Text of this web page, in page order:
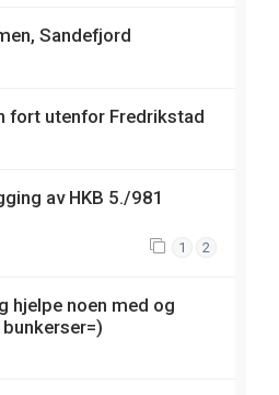
Sandefjord
fort utenfor Fredrikstad
av HKB 5./981
1 2
hjelpe noen med og